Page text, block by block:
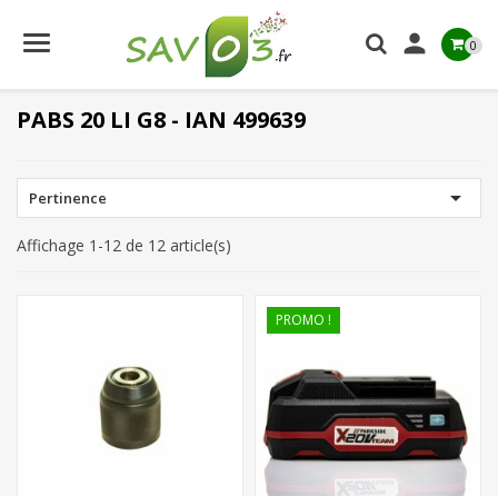
 0
PABS 20 LI G8 - IAN 499639
Pertinence 
Affichage 1-12 de 12 article(s)
PROMO !